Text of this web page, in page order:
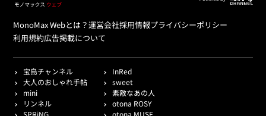
MonoMax Webとは？運営会社採用情報プライバシーポリシー
利用規約広告掲載について
宝島チャンネル
InRed
大人のおしゃれ手帖
sweet
mini
素敵なあの人
リンネル
otona ROSY